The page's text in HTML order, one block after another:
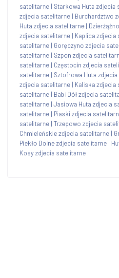
satelitarne | Starkowa Huta zdjecia
zdjecia satelitarne | Burchardztwo
Huta zdjecia satelitarne |
zdjecia satelitarne | Kaplica zdjecia
satelitarne | Goręczyno zdjecia
satelitarne | Szpon zdjecia
satelitarne | Częstocin zdjecia
satelitarne | Sztofrowa Huta
zdjecia satelitarne | Kaliska zdjecia
satelitarne | Babi Dół zdjecia
satelitarne | Jasiowa Huta zdjecia
satelitarne | Piaski zdjecia
satelitarne | Trzepowo zdjecia
Chmieleńskie zdjecia satelitarne |
Piekło Dolne zdjecia satelitarne |
Kosy zdjecia satelitarne